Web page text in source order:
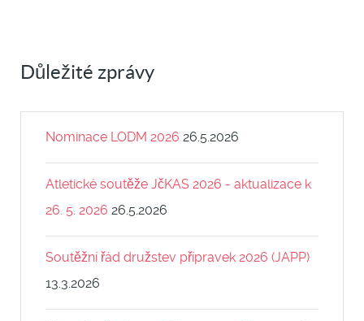
Důležité zprávy
Nominace LODM 2026 26.5.2026
Atletické soutěže JčKAS 2026 - aktualizace k
26. 5. 2026 26.5.2026
Soutěžní řád družstev přípravek 2026 (JAPP)
13.3.2026